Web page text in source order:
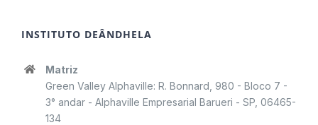
INSTITUTO DEÂNDHELA
Matriz
Green Valley Alphaville: R. Bonnard, 980 - Bloco 7 -
3° andar - Alphaville Empresarial Barueri - SP, 06465-
134